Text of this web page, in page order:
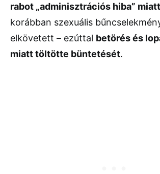
rabot „adminisztrációs hiba” miatt
korábban szexuális
elkövetett – ezúttal betörés és
miatt töltötte büntetését.